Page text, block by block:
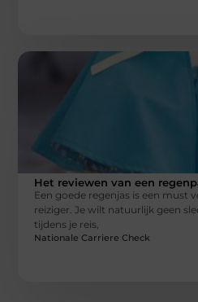
Het reviewen van een
Een goede regenjas is een must
reiziger. Je wilt natuurlijk geen
tijdens je reis,
Nationale Carriere Check